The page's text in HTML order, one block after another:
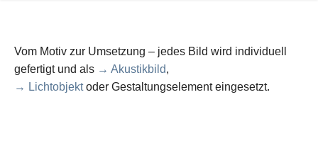
Vom Motiv zur Umsetzung – jedes Bild wird individuell
gefertigt und als → Akustikbild,
→ Lichtobjektoder Gestaltungselement eingesetzt.